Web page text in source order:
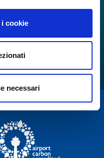
cookie
necessari